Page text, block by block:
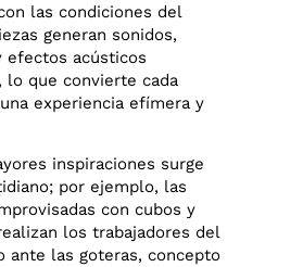
las condiciones del
generan sonidos,
efectos acústicos
lo que convierte cada
experiencia efímera y
inspiraciones surge
por ejemplo, las
con cubos y
los trabajadores del
ante las goteras, concepto